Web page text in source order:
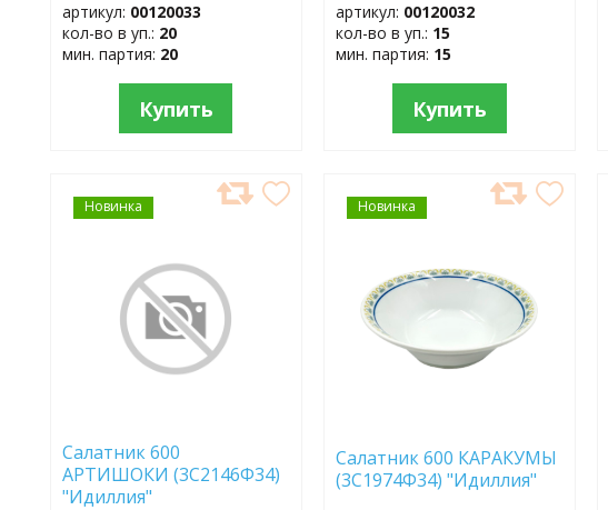
артикул: 00120033
кол-во в уп.: 20
мин. партия: 20
Купить
артикул: 00120032
кол-во в уп.: 15
мин. партия: 15
Купить
Новинка
ДОБАВИТЬ
В
Салатник 600
АРТИШОКИ (3С2146Ф34)
"Идиллия"
Новинка
ДОБАВИТЬ
В
Салатник 600 КАРАКУМЫ
(3С1974Ф34) "Идиллия"